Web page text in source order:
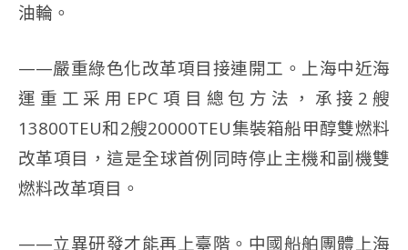
油輪。
——嚴重綠色化改革項目接連開工。上海中近海
運重工采用EPC項目總包方法，承接2艘
13800TEU和2艘20000TEU集裝箱船甲醇雙燃料
改革項目，這是全球首例同時停止主機和副機雙
燃料改革項目。
——立異研發才能再上臺階。中國船舶團體上海